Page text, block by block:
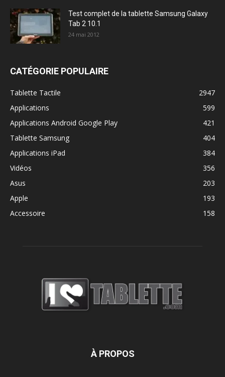
Test complet de la tablette Samsung Galaxy
Tab 2 10.1
24 mai 2012
CATÉGORIE POPULAIRE
Tablette Tactile
2947
Applications
599
Applications Android Google Play
421
Tablette Samsung
404
Applications iPad
384
Vidéos
356
Asus
203
Apple
193
Accessoire
158
À PROPOS